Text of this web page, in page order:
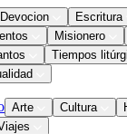
Devocion
Escritura
Misionero
Tiempos
Arte Cultura